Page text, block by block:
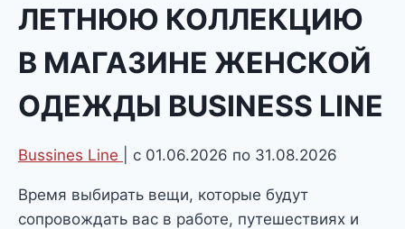
ЛЕТНЮЮ КОЛЛЕКЦИЮ
В МАГАЗИНЕ ЖЕНСКОЙ
ОДЕЖДЫ BUSINESS LINE
Bussines Line | с 01.06.2026 по 31.08.2026
Время выбирать вещи, которые будут
сопровождать вас в работе, путешествиях и